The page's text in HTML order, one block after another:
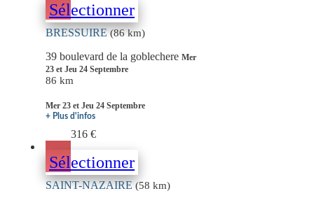
Sélectionner
BRESSUIRE(86 km)
39 boulevard de la goblechere Mer
23 et Jeu 24 Septembre
86 km
Mer 23 et Jeu 24 Septembre
+ Plus d'infos
316 €
Sélectionner
SAINT-NAZAIRE(58 km)